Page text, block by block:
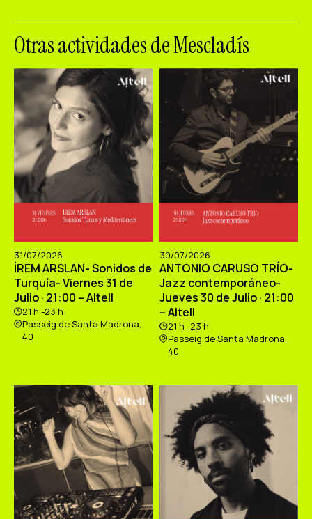
Otras actividades de Mescladís
31/07/2026
İREM ARSLAN- Sonidos de
Turquía- Viernes 31 de
Julio · 21:00 – Altell
21 h -23 h
Passeig de Santa Madrona,
40
30/07/2026
ANTONIO CARUSO TRÍO-
Jazz contemporáneo-
Jueves 30 de Julio · 21:00
– Altell
21 h -23 h
Passeig de Santa Madrona,
40